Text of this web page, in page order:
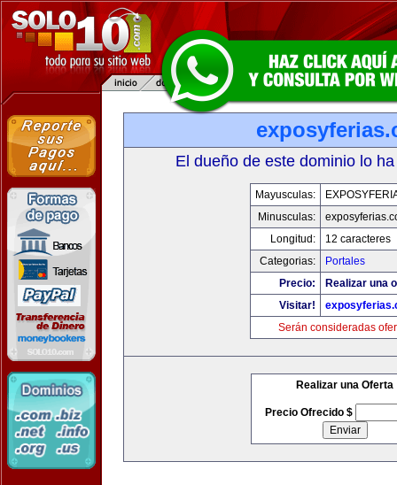
El dueño de este dominio lo
Mayusculas:
Minusculas:
Longitud:
12 caracteres
Categorias:
Portales
Precio:
Realizar una
Visitar!
Serán consideradas
Realizar una Oferta
Precio Ofrecido $